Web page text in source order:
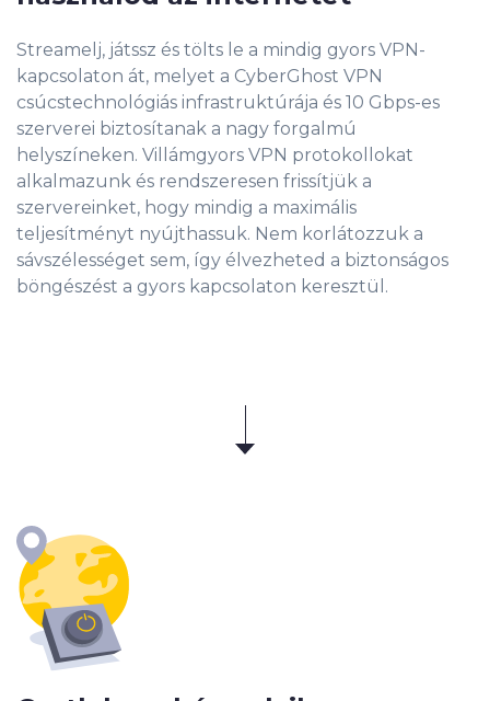
Streamelj, játssz és tölts le a mindig gyors VPN-
kapcsolaton át, melyet a CyberGhost VPN
csúcstechnológiás infrastruktúrája és 10 Gbps-es
szerverei biztosítanak a nagy forgalmú
helyszíneken. Villámgyors VPN protokollokat
alkalmazunk és rendszeresen frissítjük a
szervereinket, hogy mindig a maximális
teljesítményt nyújthassuk. Nem korlátozzuk a
sávszélességet sem, így élvezheted a biztonságos
böngészést a gyors kapcsolaton keresztül.